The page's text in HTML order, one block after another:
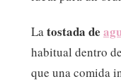
Latostada de
habitual dentro
que una comida